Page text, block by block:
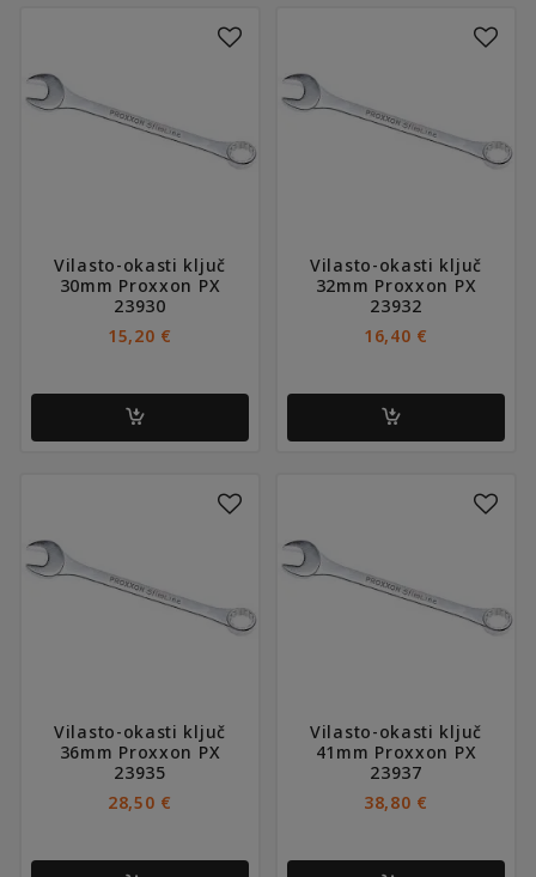
Vilasto-okasti ključ
30mm Proxxon PX
23930
15,20 €
Vilasto-okasti ključ
32mm Proxxon PX
23932
16,40 €
Vilasto-okasti ključ
36mm Proxxon PX
23935
28,50 €
Vilasto-okasti ključ
41mm Proxxon PX
23937
38,80 €